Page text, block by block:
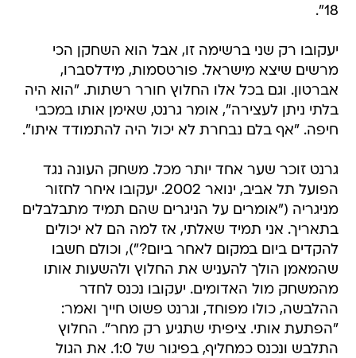
18".
יעקובו רק שני ברשימה זו, אבל הוא השחקן הכי
מרשים שיצא מישראל. פורטסמות, מידלסברו,
אברטון. וגם בכל אלו החלוץ חורר רשתות. "הוא היה
בלתי ניתן לעצירה", אומר גרנט, שאימן אותו במכבי
חיפה. "אף בלם נבחרת לא יכול היה להתמודד איתו".
גרנט זוכר שער אחד יותר מכל. משחק העונה נגד
הפועל תל אביב, ינואר 2002. יעקובו איחר לחזור
מניגריה ("אומרים על הניגרים שהם תמיד מתבלבלים
בתאריך. אני תמיד שאלתי, אז למה הם לא יכולים
להקדים ביום במקום לאחר ביום?"), וכולם חשבו
שהמאמן הולך להעניש את החלוץ ולהשעות אותו
מהמשחק מול האדומים. יעקובו נכנס לחדר
ההלבשה, כולו מפוחד, וגרנט פשוט חייך ואמר:
"הפתעת אותי. ציפיתי שתגיע רק מחר". החלוץ
התלבש ונכנס כמחליף, בפיגור של 1:0. את הגול